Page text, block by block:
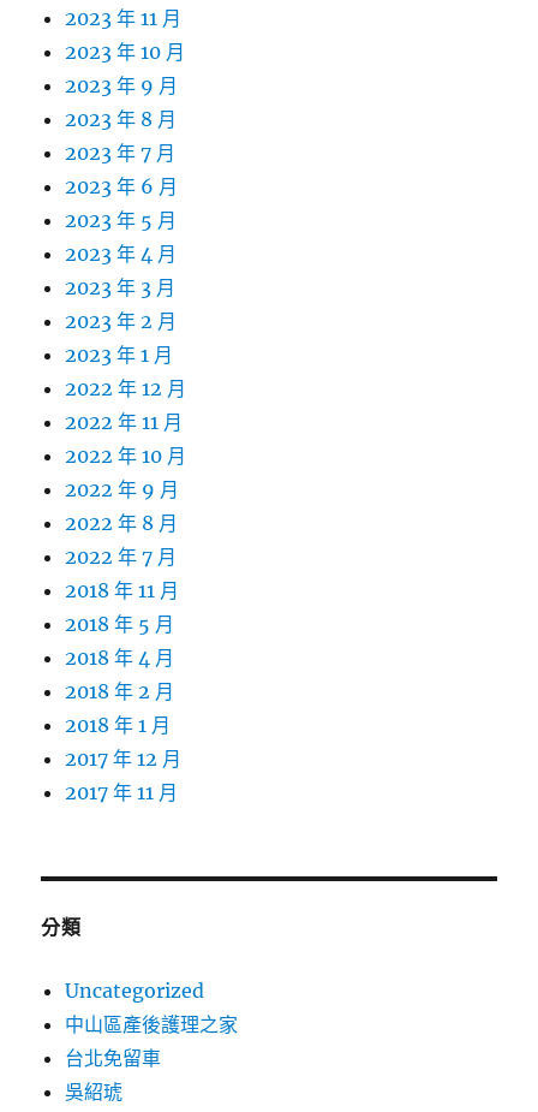
2023 年 11 月
2023 年 10 月
2023 年 9 月
2023 年 8 月
2023 年 7 月
2023 年 6 月
2023 年 5 月
2023 年 4 月
2023 年 3 月
2023 年 2 月
2023 年 1 月
2022 年 12 月
2022 年 11 月
2022 年 10 月
2022 年 9 月
2022 年 8 月
2022 年 7 月
2018 年 11 月
2018 年 5 月
2018 年 4 月
2018 年 2 月
2018 年 1 月
2017 年 12 月
2017 年 11 月
分類
Uncategorized
中山區產後護理之家
台北免留車
吳紹琥